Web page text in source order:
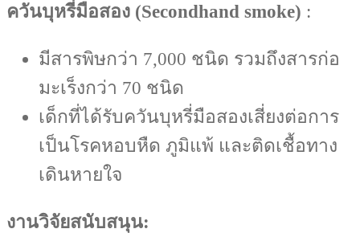
ควันบุหรี่มือสอง (Secondhand smoke) :
มีสารพิษกว่า 7,000 ชนิด รวมถึงสารก่อ
มะเร็งกว่า 70 ชนิด
เด็กที่ได้รับควันบุหรี่มือสองเสี่ยงต่อการ
เป็นโรคหอบหืด ภูมิแพ้ และติดเชื้อทาง
เดินหายใจ
งานวิจัยสนับสนุน: